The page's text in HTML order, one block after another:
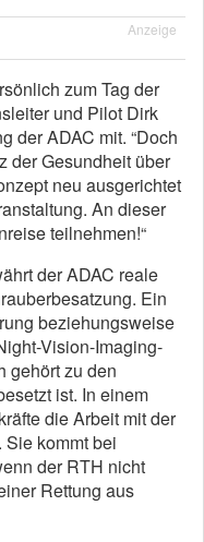
Anzeige
zum Tag der
und Pilot Dirk
der ADAC mit. “Doch
der Gesundheit über
neu ausgerichtet
An dieser
teilnehmen!“
der ADAC reale
Ein
beziehungsweise
Vision-Imaging-
gehört zu den
ist. In einem
die Arbeit mit der
Sie kommt bei
der RTH nicht
Rettung aus